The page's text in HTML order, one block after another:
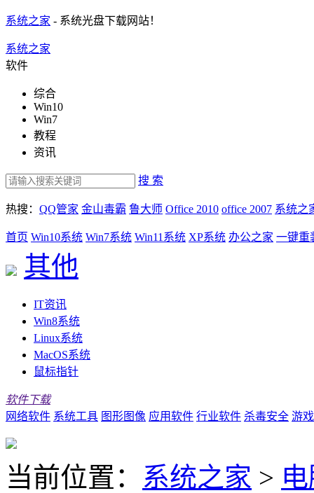
系统之家 - 系统光盘下载网站！
系统之家
软件
综合
Win10
Win7
教程
资讯
搜 索
热搜： QQ管家 金山毒霸 鲁大师 Office 2010 office 2007 系统之
首页 Win10系统 Win7系统 Win11系统 XP系统 办公之家 一键重
其他
IT资讯
Win8系统
Linux系统
MacOS系统
鼠标指针
软件下载
网络软件 系统工具 图形图像 应用软件 行业软件 杀毒安全 游
当前位置： 系统之家 >